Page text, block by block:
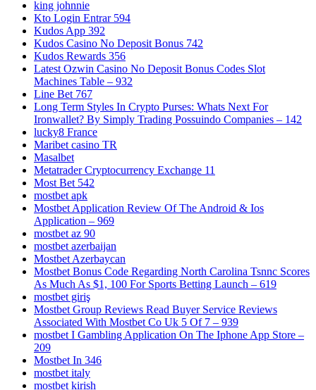
king johnnie
Kto Login Entrar 594
Kudos App 392
Kudos Casino No Deposit Bonus 742
Kudos Rewards 356
Latest Ozwin Casino No Deposit Bonus Codes Slot
Machines Table – 932
Line Bet 767
Long Term Styles In Crypto Purses: Whats Next For
Ironwallet? By Simply Trading Possuindo Companies – 142
lucky8 France
Maribet casino TR
Masalbet
Metatrader Cryptocurrency Exchange 11
Most Bet 542
mostbet apk
Mostbet Application Review Of The Android & Ios
Application – 969
mostbet az 90
mostbet azerbaijan
Mostbet Azerbaycan
Mostbet Bonus Code Regarding North Carolina Tsnnc Scores
As Much As $1, 100 For Sports Betting Launch – 619
mostbet giriş
Mostbet Group Reviews Read Buyer Service Reviews
Associated With Mostbet Co Uk 5 Of 7 – 939
‎mostbet I Gambling Application On The Iphone App Store –
209
Mostbet In 346
mostbet italy
mostbet kirish